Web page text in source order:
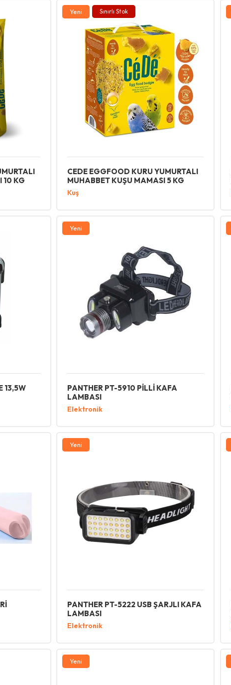
10 KG
Yeni Sınırlı Stok
CEDE EGGFOOD KURU YUMURTALI
MUHABBET KUŞU MAMASI 5 KG
Kuş
13,5W
Yeni
PANTHER PT-5910 PİLLİ KAFA
LAMBASI
Elektronik
Yeni
PANTHER PT-5222 USB ŞARJLI KAFA
LAMBASI
Elektronik
Yeni